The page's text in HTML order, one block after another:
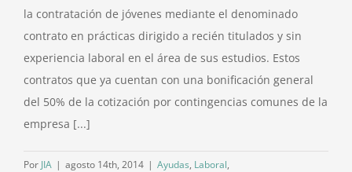
la contratación de jóvenes mediante el denominado
contrato en prácticas dirigido a recién titulados y sin
experiencia laboral en el área de sus estudios. Estos
contratos que ya cuentan con una bonificación general
del 50% de la cotización por contingencias comunes de la
empresa [...]
Por JIA | agosto 14th, 2014 | Ayudas, Laboral,